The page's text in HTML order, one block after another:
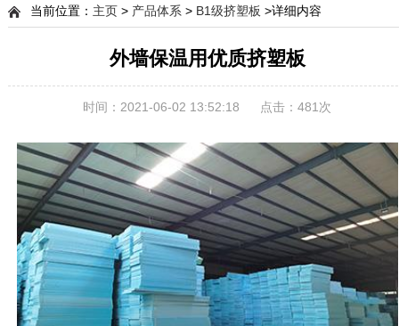
当前位置： 主页> 产品体系> B1级挤塑板 >详细内容
外墙保温用优质挤塑板
时间：2021-06-02 13:52:18 点击：481次